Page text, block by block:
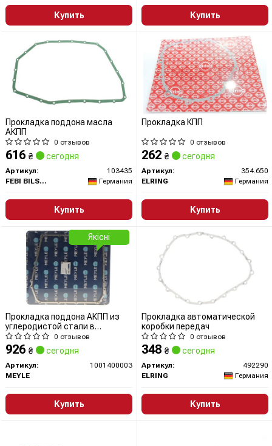
Купить Купить
Прокладка поддона масла
АКПП
0 отзывов
616 ₴ сегодня
Артикул:
103435
FEBI BILSTEIN
Германия
Купить
Прокладка КПП
0 отзывов
262 ₴ сегодня
Артикул:
354.650
ELRING
Германия
Купить
Прокладка поддона АКПП из
углеродистой стали в
комбинации с резиной
0 отзывов
926 ₴ сегодня
Артикул:
1001400003
MEYLE
Купить
Якісні
Прокладка автоматической
коробки передач
0 отзывов
348 ₴ сегодня
Артикул:
492290
ELRING
Германия
Купить